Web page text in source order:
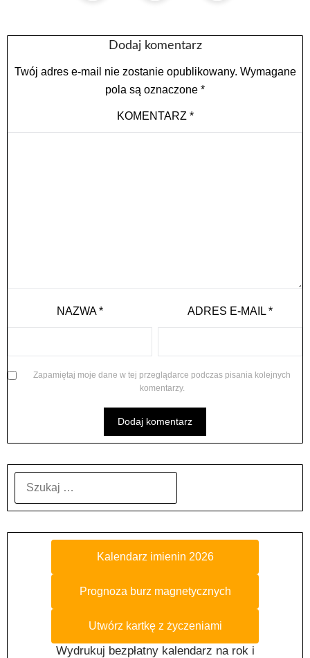
Dodaj komentarz
Twój adres e-mail nie zostanie opublikowany. Wymagane
pola są oznaczone *
KOMENTARZ *
NAZWA* ADRES E-MAIL*
Zapamiętaj moje dane w tej przeglądarce podczas pisania kolejnych
komentarzy.
Kalendarz imienin 2026
Prognoza burz magnetycznych
Utwórz kartkę z życzeniami
Wydrukuj bezpłatny kalendarz na rok i